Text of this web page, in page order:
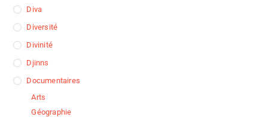
Diva
Diversité
Divinité
Djinns
Documentaires
Arts
Géographie